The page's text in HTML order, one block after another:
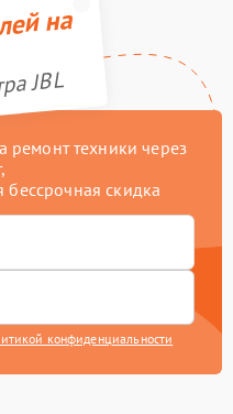
на
JBL
техники через
бессрочная скидка
конфиденциальности